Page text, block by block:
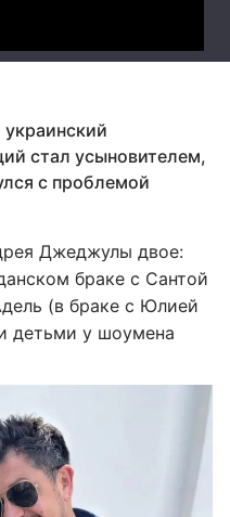
стал усыновителем,
с проблемой
Джеджулы двое:
браке с Сантой
(в браке с Юлией
детьми у шоумена